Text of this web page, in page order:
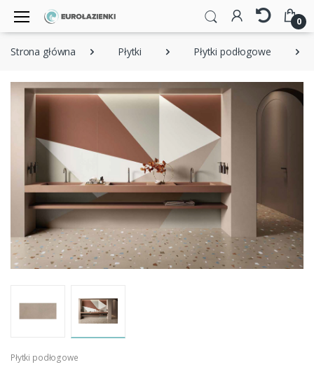
0
Strona główna Płytki Płytki podłogowe
Płytki podłogowe